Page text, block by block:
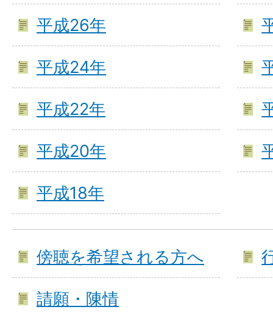
平成26年
平成24年
平成22年
平成20年
平成18年
傍聴を希望される方へ
請願・陳情